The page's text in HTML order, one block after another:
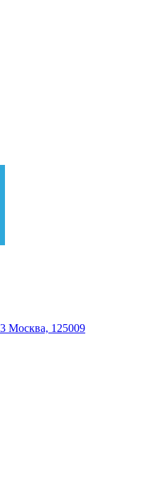
Москва, 125009